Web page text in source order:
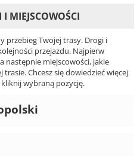
MIEJSCOWOŚCI
przebieg Twojej trasy. Drogi i
przejazdu. Najpierw
następnie miejscowości, jakie
Chcesz się dowiedzieć więcej
wybraną pozycję.